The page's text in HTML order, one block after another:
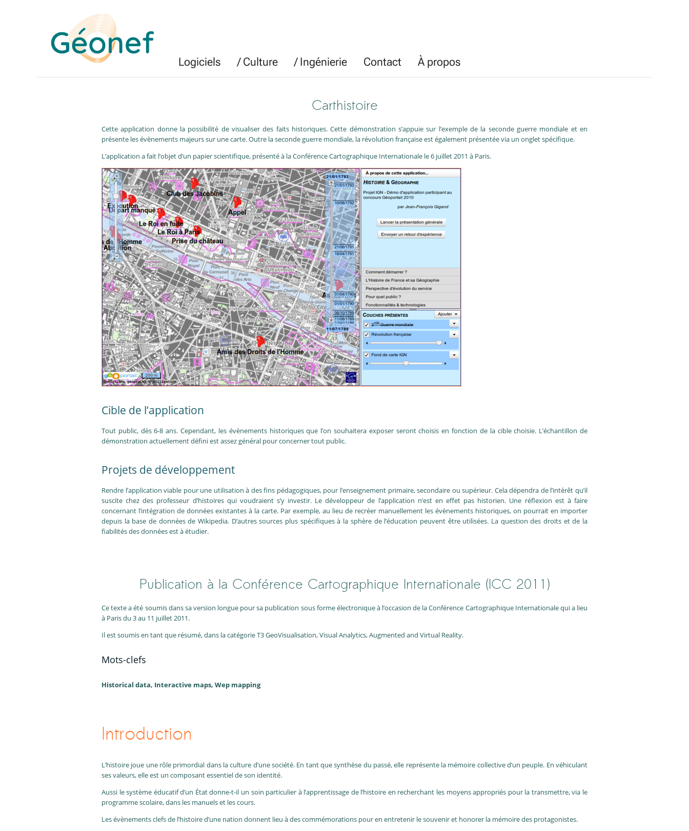
Logiciels / Culture / Ingénierie Contact À propos
Carthistoire
Cette application donne la possibilité de visualiser des faits historiques. Cette démonstration s’appuie sur l’exemple de la seconde guerre mondiale et en
présente les évènements majeurs sur une carte. Outre la seconde guerre mondiale, la révolution française est également présentée via un onglet spécifique.
L’application a fait l’objet d’un papier scientifique, présenté à la Conférence Cartographique Internationale le 6 juillet 2011 à Paris.
Cible de l’application
Tout public, dès 6-8 ans. Cependant, les évènements historiques que l’on souhaitera exposer seront choisis en fonction de la cible choisie. L’échantillon de
démonstration actuellement défini est assez général pour concerner tout public.
Projets de développement
Rendre l’application viable pour une utilisation à des fins pédagogiques, pour l’enseignement primaire, secondaire ou supérieur. Cela dépendra de l’intérêt qu’il
suscite chez des professeur d’histoires qui voudraient s’y investir. Le développeur de l’application n’est en effet pas historien. Une réflexion est à faire
concernant l’intégration de données existantes à la carte. Par exemple, au lieu de recréer manuellement les évènements historiques, on pourrait en importer
depuis la base de données de Wikipedia. D’autres sources plus spécifiques à la sphère de l’éducation peuvent être utilisées. La question des droits et de la
fiabilités des données est à étudier.
Publication à la Conférence Cartographique Internationale (ICC 2011)
Ce texte a été soumis dans sa version longue pour sa publication sous forme électronique à l’occasion de la Conférence Cartographique Internationale qui a lieu
à Paris du 3 au 11 juillet 2011.
Il est soumis en tant que résumé, dans la catégorie T3 GeoVisualisation, Visual Analytics, Augmented and Virtual Reality.
Mots-clefs
Historical data, Interactive maps, Wep mapping
Introduction
L’histoire joue une rôle primordial dans la culture d’une société. En tant que synthèse du passé, elle représente la mémoire collective d’un peuple. En véhiculant
ses valeurs, elle est un composant essentiel de son identité.
Aussi le système éducatif d’un État donne-t-il un soin particulier à l’apprentissage de l’histoire en recherchant les moyens appropriés pour la transmettre, via le
programme scolaire, dans les manuels et les cours.
Les évènements clefs de l’histoire d’une nation donnent lieu à des commémorations pour en entretenir le souvenir et honorer la mémoire des protagonistes.